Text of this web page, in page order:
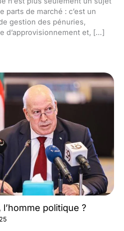
parts de marché : c’est un
gestion des pénuries,
d’approvisionnement et, […]
politique ?